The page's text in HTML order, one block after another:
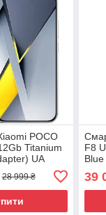
POCO
Titanium
UA
28 999 ₴
F8
39